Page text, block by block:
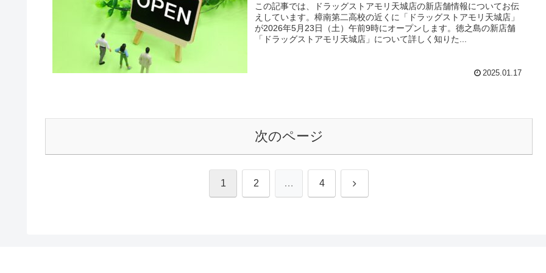
この記事では、ドラッグストアモリ天城店の新店舗情報についてお伝
えしています。樟南第二高校の近くに「ドラッグストアモリ天城店」
が2026年5月23日（土）午前9時にオープンします。徳之島の新店舗
「ドラッグストアモリ天城店」について詳しく知りた...
2025.01.17
次のページ
1 2 … 4 次